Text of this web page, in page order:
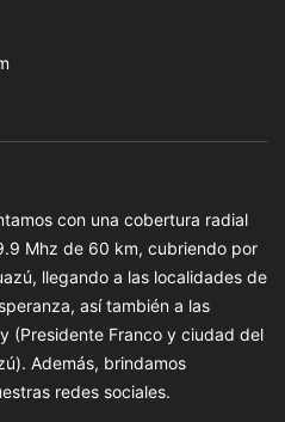
con una cobertura radial
Mhz de 60 km, cubriendo por
llegando a las localidades de
así también a las
(Presidente Franco y ciudad del
Además, brindamos
redes sociales.